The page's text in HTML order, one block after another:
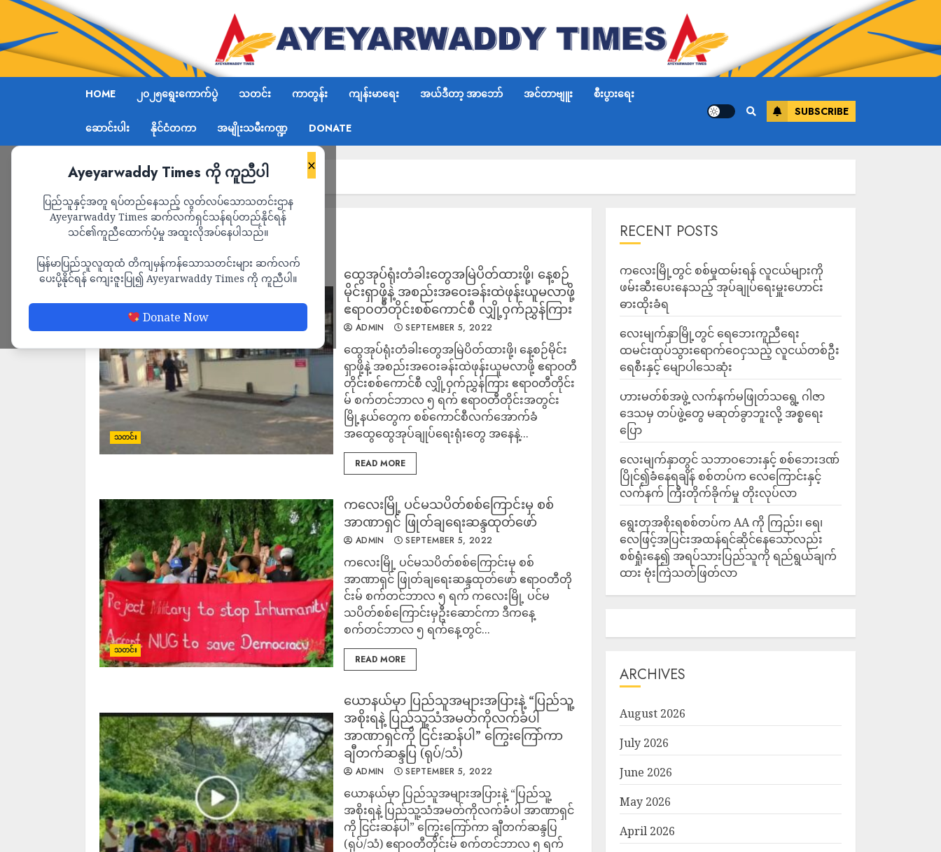
HOME ၂၀၂၅ရွေးကောက်ပွဲ သတင်း ကာတွန်း ကျန်းမာရေး အယ်ဒီတာ့ အာဘော် အင်တာဗျူး စီးပွားရေး
ဆောင်းပါး နိုင်ငံတကာ အမျိုးသမီးကဏ္ဍ DONATE
SUBSCRIBE
×
Ayeyarwaddy Times ကို ကူညီပါ
ပြည်သူနှင့်အတူ ရပ်တည်နေသည့် လွတ်လပ်သောသတင်းဌာန
Ayeyarwaddy Times ဆက်လက်ရှင်သန်ရပ်တည်နိုင်ရန်
သင်၏ကူညီထောက်ပံ့မှု အထူးလိုအပ်နေပါသည်။
မြန်မာပြည်သူလူထုထံ တိကျမှန်ကန်သောသတင်းများ ဆက်လက်
ပေးပို့နိုင်ရန် ကျေးဇူးပြု၍ Ayeyarwaddy Times ကို ကူညီပါ။
Donate Now
Home သတင်း Page 1,582
သတင်း
သတင်း
ထွေအုပ်ရုံးတံခါးတွေအမြဲပိတ်ထားဖို့၊ နေ့စဉ်
မိုင်းရှာဖို့နဲ့ အစည်းအဝေးခန်းထဲဖုန်းယူမလာဖို့
ဧရာ၀တီတိုင်းစစ်ကောင်စီ လျှို့၀ှက်ညွှန်ကြား
ADMIN SEPTEMBER 5, 2022
ထွေအုပ်ရုံးတံခါးတွေအမြဲပိတ်ထားဖို့၊ နေ့စဉ်မိုင်း
ရှာဖို့နဲ့ အစည်းအဝေးခန်းထဲဖုန်းယူမလာဖို့ ဧရာ၀တီ
တိုင်းစစ်ကောင်စီ လျှို့၀ှက်ညွှန်ကြား ဧရာ၀တီတိုင်း
မ် စက်တင်ဘာလ ၅ ရက် ဧရာ၀တီတိုင်းအတွင်း
မြို့နယ်တွေက စစ်ကောင်စီလက်အောက်ခံ
အထွေထွေအုပ်ချုပ်ရေးရုံးတွေ အနေနဲ့...
READ MORE
သတင်း
ကလေးမြို့ ပင်မသပိတ်စစ်ကြောင်းမှ စစ်
အာဏာရှင် ဖြုတ်ချရေးဆန္ဒထုတ်ဖော်
ADMIN SEPTEMBER 5, 2022
ကလေးမြို့ ပင်မသပိတ်စစ်ကြောင်းမှ စစ်
အာဏာရှင် ဖြုတ်ချရေးဆန္ဒထုတ်ဖော် ဧရာဝတီတို
င်းမ် စက်တင်ဘာလ ၅ ရက် ကလေးမြို့ ပင်မ
သပိတ်စစ်ကြောင်းမှဦးဆောင်ကာ ဒီက​နေ့
စက်တင်ဘာလ ၅ ရက်နေ့တွင်...
READ MORE
ယောနယ်မှာ ပြည်သူအများအပြားနဲ့ “ပြည်သူ့
အစိုးရနဲ့ ပြည်သူ့သံအမတ်ကိုလက်ခံပါ
အာဏာရှင်ကို ငြင်းဆန်ပါ” ကြွေးကြော်ကာ
ချီတက်ဆန္ဒပြ (ရုပ်/သံ)
ADMIN SEPTEMBER 5, 2022
ယောနယ်မှာ ပြည်သူအများအပြားနဲ့ “ပြည်သူ့
အစိုးရနဲ့ ပြည်သူ့သံအမတ်ကိုလက်ခံပါ အာဏာရှင်
ကို ငြင်းဆန်ပါ” ကြွေးကြော်ကာ ချီတက်ဆန္ဒပြ
(ရုပ်/သံ) ဧရာဝတီတိုင်းမ် စက်တင်ဘာလ ၅ ရက်
RECENT POSTS
ကလေးမြို့တွင် စစ်မှုထမ်းရန် လူငယ်များကို
ဖမ်းဆီးပေးနေသည့် အုပ်ချုပ်ရေးမှူးဟောင်း
ဓားထိုးခံရ
လေးမျက်နှာမြို့တွင် ရေဘေးကူညီရေး
ထမင်းထုပ်သွားရောက်ဝေငှသည့် လူငယ်တစ်ဦး
ရေစီးနှင့် မျောပါသေဆုံး
ဟားမတ်စ်အဖွဲ့ လက်နက်မဖြုတ်သရွေ့ ဂါဇာ
ဒေသမှ တပ်ဖွဲ့တွေ မဆုတ်ခွာဘူးလို့ အစ္စရေး
ပြော
‎လေးမျက်နှာတွင် သဘာဝဘေးနှင့် စစ်ဘေးဒဏ်
ပြိုင်၍ခံနေရချိန် စစ်တပ်က လေကြောင်းနှင့်
လက်နက် ကြီးတိုက်ခိုက်မှု တိုးလုပ်လာ
ရွေးတုအစိုးရစစ်တပ်က AA ကို ကြည်း၊ ရေ၊
လေဖြင့်အပြင်းအထန်ရင်ဆိုင်နေသော်လည်း
စစ်ရှုံးနေ၍ အရပ်သားပြည်သူကို ရည်ရွယ်ချက်
ထား ဗုံးကြဲသတ်ဖြတ်လာ
ARCHIVES
August 2026
July 2026
June 2026
May 2026
April 2026